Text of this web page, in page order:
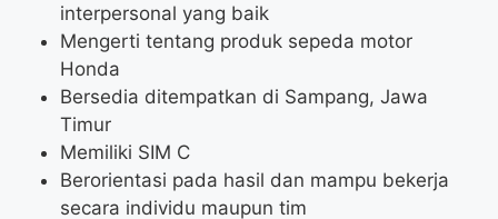
interpersonal yang baik
Mengerti tentang produk sepeda motor
Honda
Bersedia ditempatkan di Sampang, Jawa
Timur
Memiliki SIM C
Berorientasi pada hasil dan mampu bekerja
secara individu maupun tim